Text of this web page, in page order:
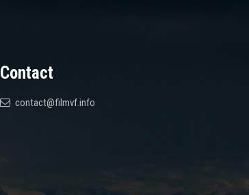
Contact
contact@filmvf.info